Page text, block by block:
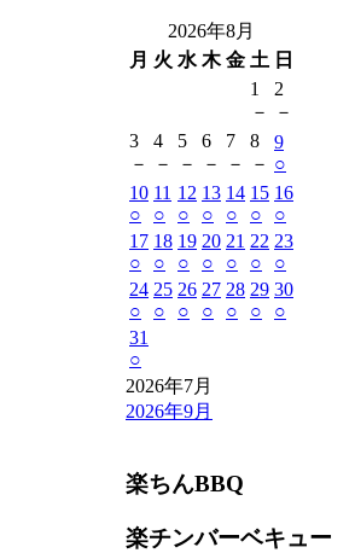
2026年8月
月 火 水 木 金 土 日
1
－
2
－
3
－
4
－
5
－
6
－
7
－
8
－
9
○
10
○
11
○
12
○
13
○
14
○
15
○
16
○
17
○
18
○
19
○
20
○
21
○
22
○
23
○
24
○
25
○
26
○
27
○
28
○
29
○
30
○
31
○
2026年7月
2026年9月
楽ちんBBQ
楽チンバーベキュー